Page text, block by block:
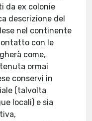
da ex colonie
descrizione del
nel continente
con le
come,
ormai
conservi in
(talvolta
locali) e sia